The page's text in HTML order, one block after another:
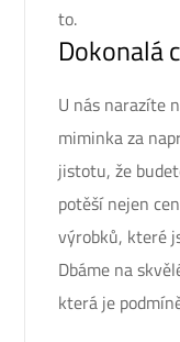
to.
Dokonalá
U nás narazíte
miminka za
jistotu, že
potěší nejen
výrobků, které
Dbáme na
která je